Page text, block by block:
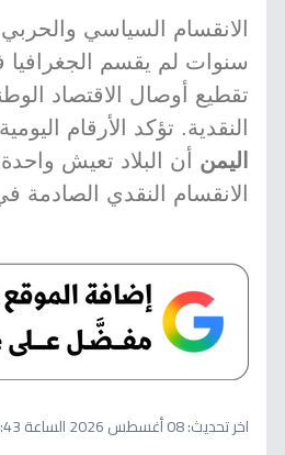
الانقسام السياسي
سنوات لم يقسم الجغرافيا
تقطيع أوصال الاقتصاد
النقدية. تؤكد الأرقام
اليمن أن البلاد تعيش
الانقسام النقدي الصادمة
اخر تحديث:08 أغسطس 2026 الساعة 09:43 مساءاً